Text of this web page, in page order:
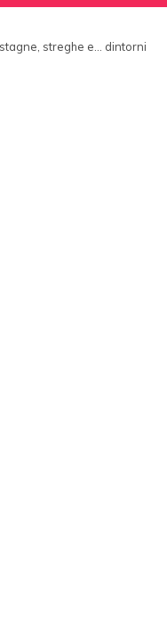
streghe e… dintorni